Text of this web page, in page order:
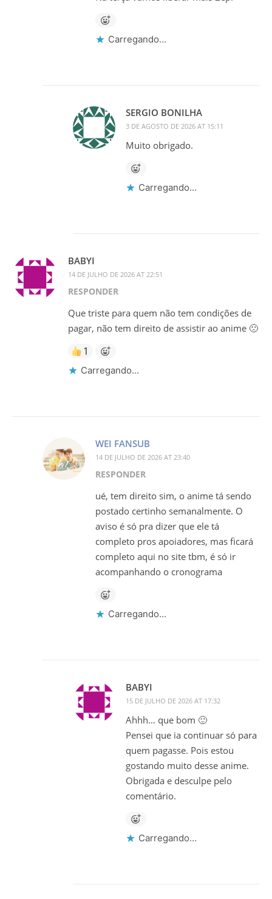
Carregando...
SERGIO BONILHA
3 DE AGOSTO DE 2026 AT 15:11
Muito obrigado.
Carregando...
BABYI
14 DE JULHO DE 2026 AT 22:51
RESPONDER
Que triste para quem não tem condições de
pagar, não tem direito de assistir ao anime 🙁
1
Carregando...
WEI FANSUB
14 DE JULHO DE 2026 AT 23:40
RESPONDER
ué, tem direito sim, o anime tá sendo
postado certinho semanalmente. O
aviso é só pra dizer que ele tá
completo pros apoiadores, mas ficará
completo aqui no site tbm, é só ir
acompanhando o cronograma
Carregando...
BABYI
15 DE JULHO DE 2026 AT 17:32
Ahhh… que bom 🙂
Pensei que ia continuar só para
quem pagasse. Pois estou
gostando muito desse anime.
Obrigada e desculpe pelo
comentário.
Carregando...